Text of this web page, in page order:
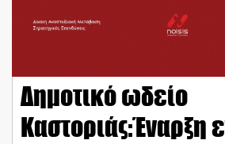
Δημοτικό ωδείο